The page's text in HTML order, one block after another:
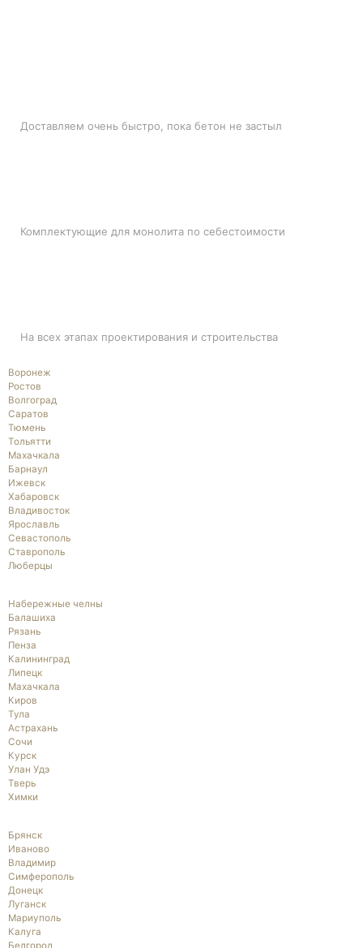
Доставляем очень быстро, пока бетон не застыл
Комплектующие для монолита по себестоимости
На всех этапах проектирования и строительства
Воронеж
Ростов
Волгоград
Саратов
Тюмень
Тольятти
Махачкала
Барнаул
Ижевск
Хабаровск
Владивосток
Ярославль
Севастополь
Ставрополь
Люберцы
Набережные челны
Балашиха
Рязань
Пенза
Калининград
Липецк
Махачкала
Киров
Тула
Астрахань
Сочи
Курск
Улан Удэ
Тверь
Химки
Брянск
Иваново
Владимир
Симферополь
Донецк
Луганск
Мариуполь
Калуга
Белгород